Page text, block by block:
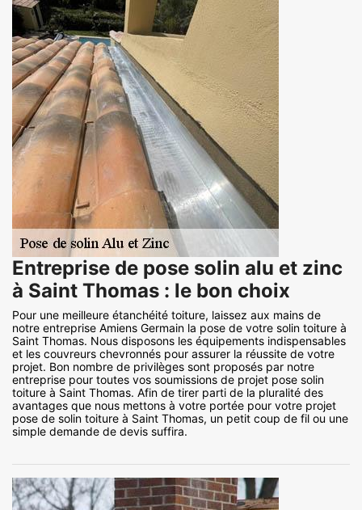
Entreprise de pose solin alu et zinc
à Saint Thomas : le bon choix
Pour une meilleure étanchéité toiture, laissez aux mains de
notre entreprise Amiens Germain la pose de votre solin toiture à
Saint Thomas. Nous disposons les équipements indispensables
et les couvreurs chevronnés pour assurer la réussite de votre
projet. Bon nombre de privilèges sont proposés par notre
entreprise pour toutes vos soumissions de projet pose solin
toiture à Saint Thomas. Afin de tirer parti de la pluralité des
avantages que nous mettons à votre portée pour votre projet
pose de solin toiture à Saint Thomas, un petit coup de fil ou une
simple demande de devis suffira.